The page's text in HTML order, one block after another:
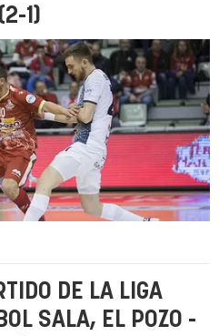
1)
DE LA LIGA
SALA, EL POZO -